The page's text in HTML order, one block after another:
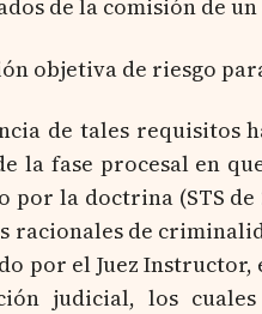
de la comisión de
objetiva de riesgo
de tales requisitos
fase procesal en
la doctrina (STS
racionales de
por el Juez
judicial, los